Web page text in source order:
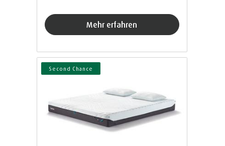
Mehr erfahren
Second Chance